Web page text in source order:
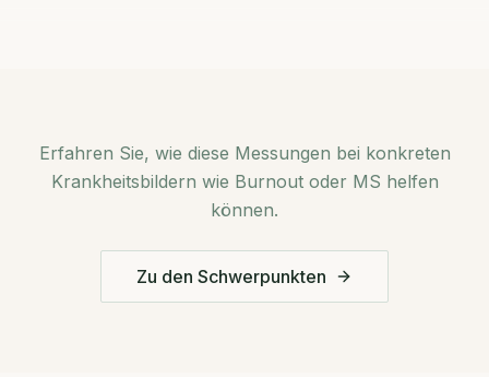
Erfahren Sie, wie diese Messungen bei konkreten
Krankheitsbildern wie Burnout oder MS helfen
können.
Zu den Schwerpunkten